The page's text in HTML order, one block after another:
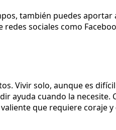
también puedes
sociales como
Vivir solo, aunque es
ayuda cuando la
que requiere